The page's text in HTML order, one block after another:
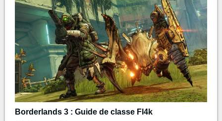
Borderlands 3 : Guide de classe Fl4k